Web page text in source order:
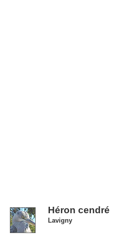
Héron cendré
Lavigny